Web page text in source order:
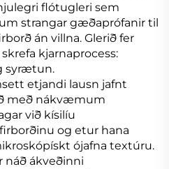
flótugleri sem
strangar gæðaprófanir til
án villna. Glerið fer
kjarnaprocess:
syrætun.
etjandi lausn jafnt
með nákvæmum
við kísilíu
og etur hana
ójafna textúru.
náð ákveðinni